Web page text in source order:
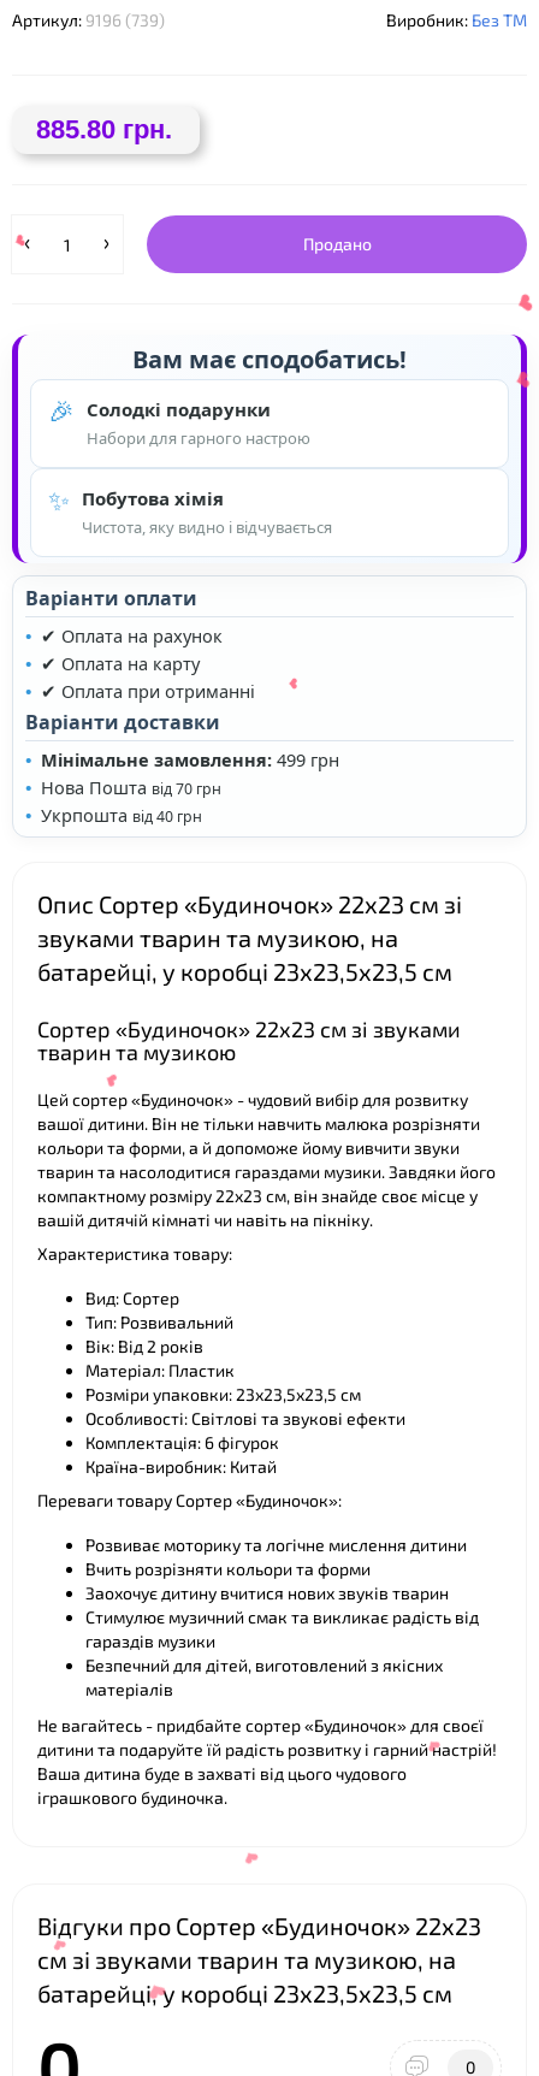
Артикул: 9196 (739) Виробник: Без ТМ
885.80 грн.
Продано
Вам має сподобатись!
🎉 Солодкі подарунки
Набори для гарного настрою
✨ Побутова хімія
Чистота, яку видно і відчувається
Варіанти оплати
✔ Оплата на рахунок
✔ Оплата на карту
✔ Оплата при отриманні
Варіанти доставки
Мінімальне замовлення: 499 грн
Нова Пошта від 70 грн
Укрпошта від 40 грн
Опис Сортер «Будиночок» 22х23 см зі
звуками тварин та музикою, на
батарейці, у коробці 23х23,5х23,5 см
Сортер «Будиночок» 22х23 см зі звуками
тварин та музикою
Цей сортер «Будиночок» - чудовий вибір для розвитку
вашої дитини. Він не тільки навчить малюка розрізняти
кольори та форми, а й допоможе йому вивчити звуки
тварин та насолодитися гараздами музики. Завдяки його
компактному розміру 22х23 см, він знайде своє місце у
вашій дитячій кімнаті чи навіть на пікніку.
Характеристика товару:
Вид: Сортер
Тип: Розвивальний
Вік: Від 2 років
Матеріал: Пластик
Розміри упаковки: 23х23,5х23,5 см
Особливості: Світлові та звукові ефекти
Комплектація: 6 фігурок
Країна-виробник: Китай
Переваги товару Сортер «Будиночок»:
Розвиває моторику та логічне мислення дитини
Вчить розрізняти кольори та форми
Заохочує дитину вчитися нових звуків тварин
Стимулює музичний смак та викликає радість від
гараздів музики
Безпечний для дітей, виготовлений з якісних
матеріалів
Не вагайтесь - придбайте сортер «Будиночок» для своєї
дитини та подаруйте їй радість розвитку і гарний настрій!
Ваша дитина буде в захваті від цього чудового
іграшкового будиночка.
Відгуки про Сортер «Будиночок» 22х23
см зі звуками тварин та музикою, на
батарейці, у коробці 23х23,5х23,5 см
0
❤
❤
❤
❤